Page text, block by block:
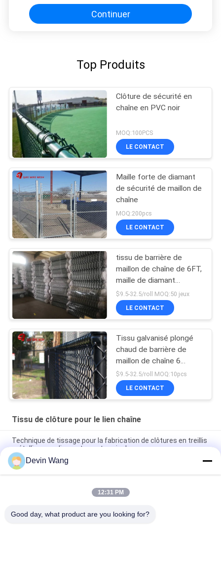
Continuer
Top Produits
Clôture de sécurité en
chaîne en PVC noir
MOQ:100PCS
LE CONTACT
Maille forte de diamant
de sécurité de maillon de
chaîne
MOQ:200pcs
LE CONTACT
tissu de barrière de
maillon de chaîne de 6FT,
maille de diamant
clôturant le fil à faible
teneur en carbone de fer
$9.5-32.5/roll MOQ:50 jeux
LE CONTACT
Tissu galvanisé plongé
chaud de barrière de
maillon de chaîne 6
mesure de la couleur
verte 9 de pied
$9.5-32.5/roll MOQ:10pcs
LE CONTACT
Tissu de clôture pour le lien chaîne
Technique de tissage pour la fabrication de clôtures en treillis
métallique en diamant pour terrain de
jeux/jardin/parc/clôtures résidentielles
Produits de clôture de terrain de tennis galvanisés
Fermeture à chaîne en PVC revêtue en poudre en gros et
Devin Wang
12:31 PM
Good day, what product are you looking for?